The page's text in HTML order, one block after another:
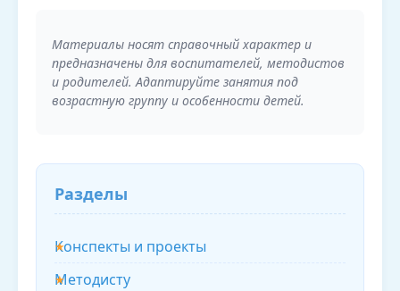
Материалы носят справочный характер и
предназначены для воспитателей, методистов
и родителей. Адаптируйте занятия под
возрастную группу и особенности детей.
Разделы
Конспекты и проекты
Методисту